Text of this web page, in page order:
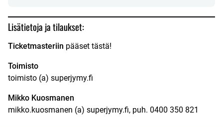
Lisätietoja ja tilaukset:
Ticketmasteriin pääset tästä!
Toimisto
toimisto (a) superjymy.fi
Mikko Kuosmanen
mikko.kuosmanen (a) superjymy.fi, puh. 0400 350 821